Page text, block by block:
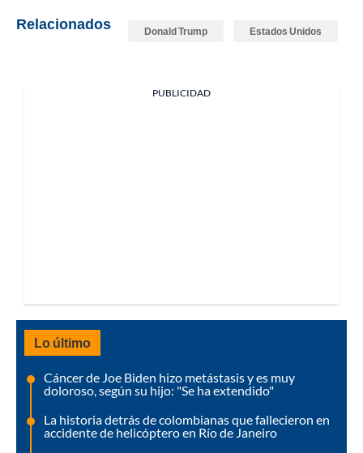
Relacionados Donald Trump Estados Unidos
PUBLICIDAD
Lo último
Cáncer de Joe Biden hizo metástasis y es muy
doloroso, según su hijo: "Se ha extendido"
La historia detrás de colombianas que fallecieron en
accidente de helicóptero en Río de Janeiro